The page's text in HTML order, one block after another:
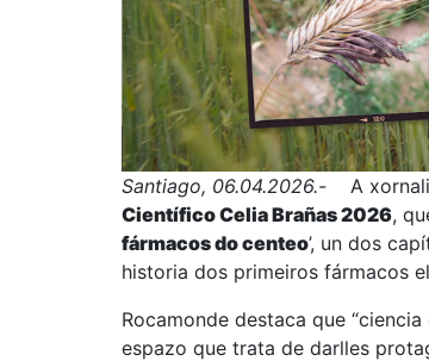
Santiago, 06.04.2026.- A
Científico Celia Brañas 2026,
fármacos do centeo’, un dos
historia dos primeiros fármacos
Rocamonde destaca que
espazo que trata de darlles